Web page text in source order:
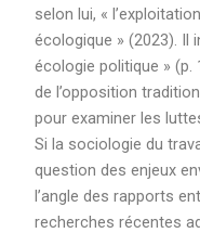
selon lui, «
écologique » (2023). Il
écologie politique » (p.
de l’opposition
pour examiner les
Si la sociologie du
question des enjeux
l’angle des rapports
recherches récentes